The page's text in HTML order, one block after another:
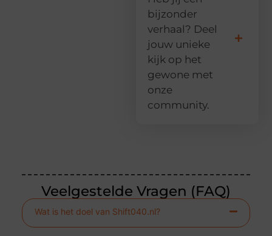
bijzonder
verhaal? Deel
jouw unieke
kijk op het
gewone met
onze
community.
Veelgestelde Vragen (FAQ)
Wat is het doel van Shift040.nl?